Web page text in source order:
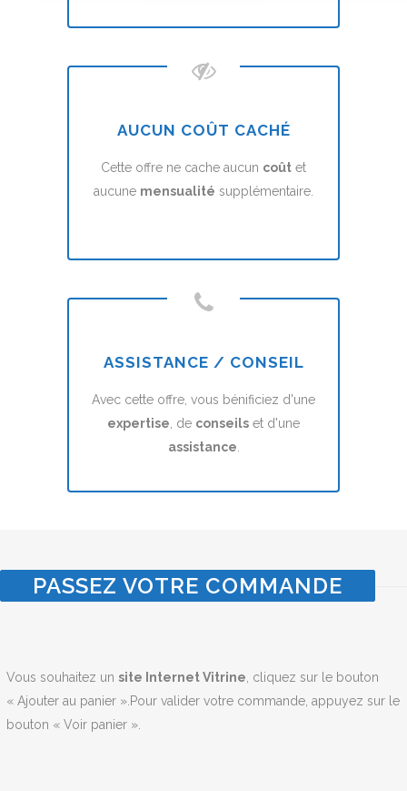
AUCUN COÛT CACHÉ
Cette offre ne cache aucun coût et
aucune mensualité supplémentaire.
ASSISTANCE / CONSEIL
Avec cette offre, vous bénificiez d'une
expertise, de conseils et d'une
assistance.
PASSEZ VOTRE COMMANDE
Vous souhaitez un site Internet Vitrine, cliquez sur le bouton
« Ajouter au panier ».Pour valider votre commande, appuyez sur le
bouton « Voir panier ».